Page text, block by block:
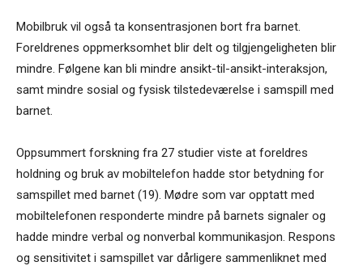
Mobilbruk vil også ta konsentrasjonen bort fra barnet.
Foreldrenes oppmerksomhet blir delt og tilgjengeligheten blir
mindre. Følgene kan bli mindre ansikt-til-ansikt-interaksjon,
samt mindre sosial og fysisk tilstedeværelse i samspill med
barnet.
Oppsummert forskning fra 27 studier viste at foreldres
holdning og bruk av mobiltelefon hadde stor betydning for
samspillet med barnet (19). Mødre som var opptatt med
mobiltelefonen responderte mindre på barnets signaler og
hadde mindre verbal og nonverbal kommunikasjon. Respons
og sensitivitet i samspillet var dårligere sammenliknet med